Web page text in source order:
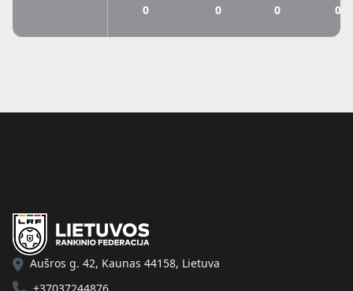
0 0 0 0%
Aušros g. 42, Kaunas 44158, Lietuva